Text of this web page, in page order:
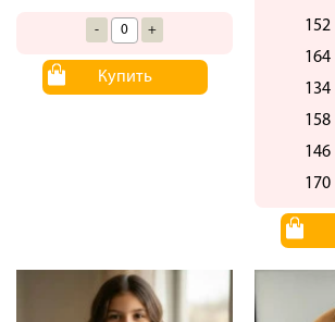
- +
Купить
152
164
134
158
146
170